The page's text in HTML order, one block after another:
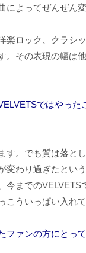
によってぜんぜん変
楽ロック、クラシ
。その表現の幅は
ではやった
す。でも質は落と
変わり過ぎたとい
今までのVELVETS
こういっぱい入れて
ァンの方にとっ